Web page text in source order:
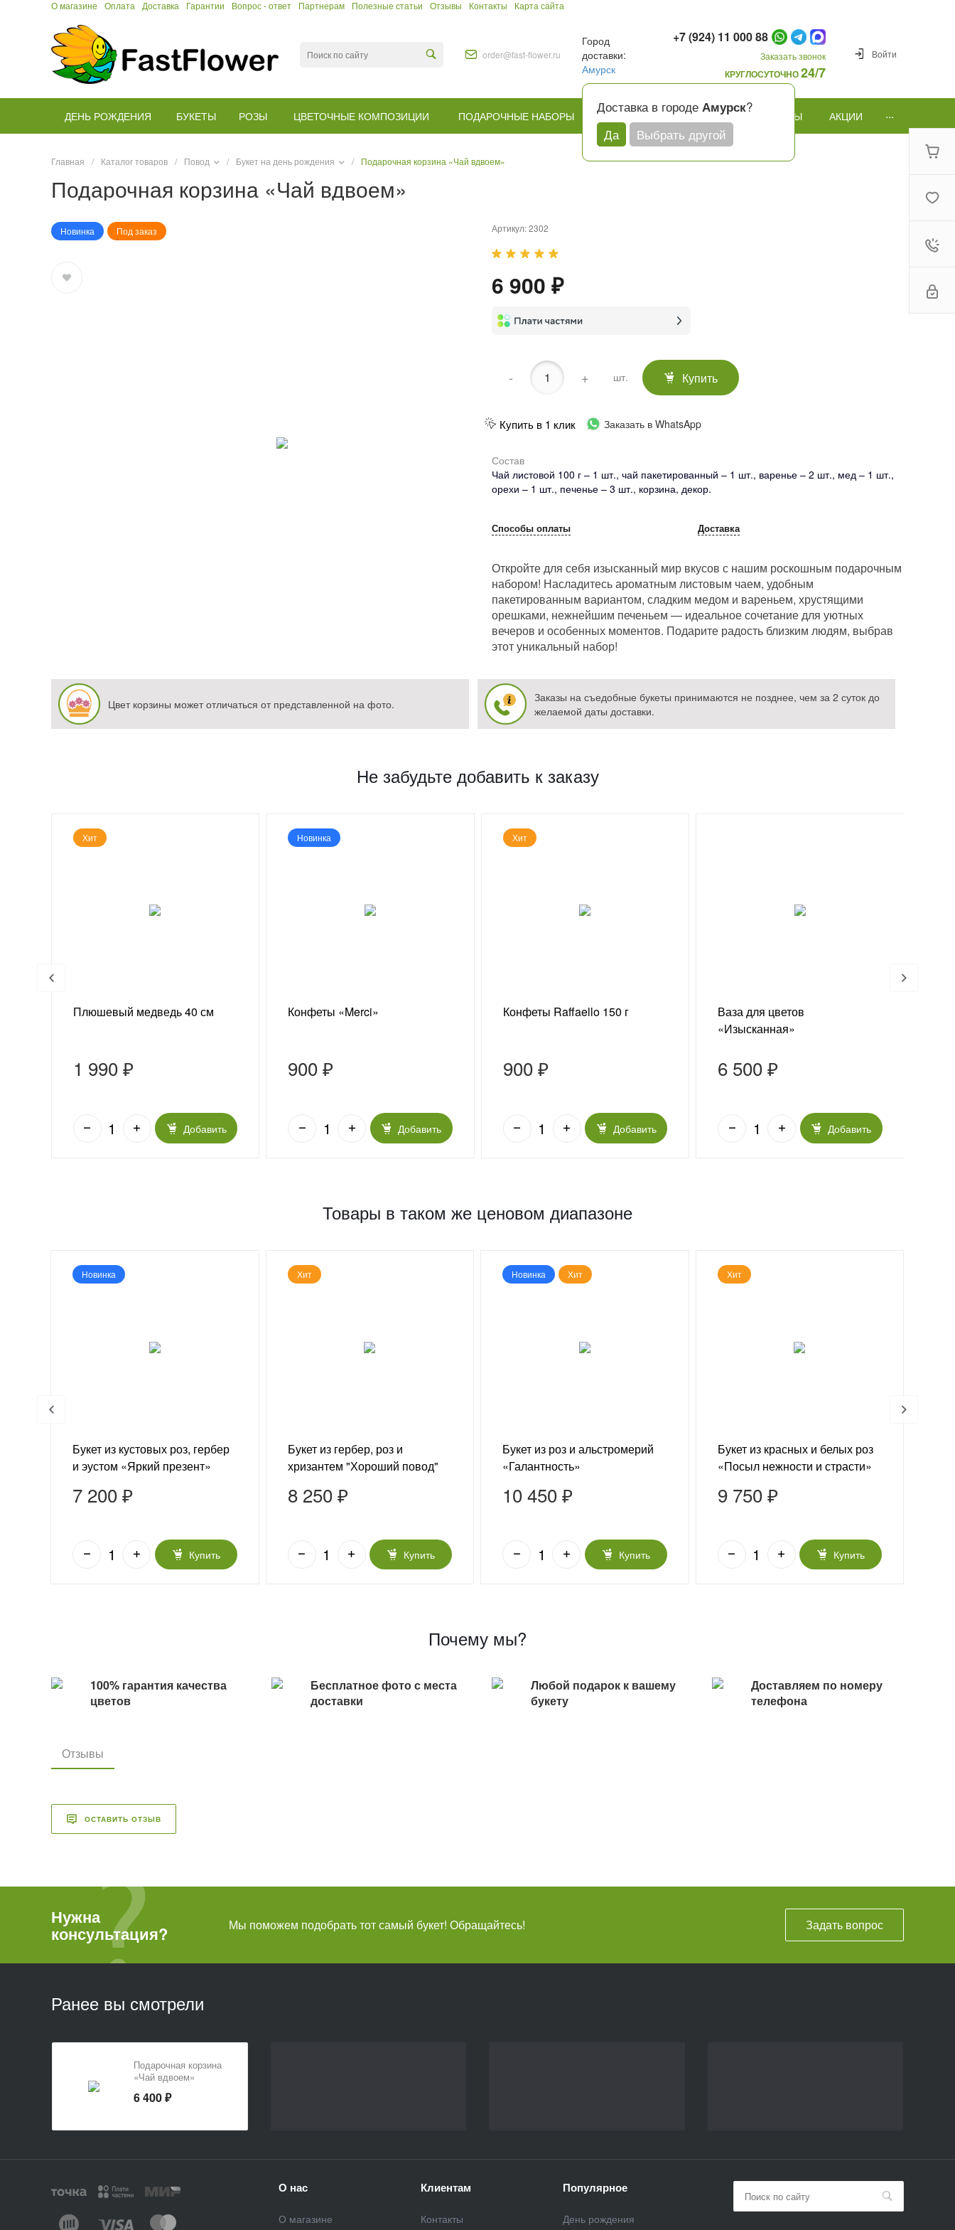
О магазине Оплата Доставка Гарантии Вопрос - ответ Партнерам Полезные статьи Отзывы Контакты Карта сайта
order@fast-flower.ru
Город
доставки:
Амурск
Доставка в городе Амурск?
Да
Выбрать другой
+7 (924) 11 000 88
Заказать звонок
КРУГЛОСУТОЧНО24/7
Войти
ДЕНЬ РОЖДЕНИЯ БУКЕТЫ РОЗЫ ЦВЕТОЧНЫЕ КОМПОЗИЦИИ ПОДАРОЧНЫЕ НАБОРЫ КОМУ ПОВОД ПОДАРКИ И ШАРЫ АКЦИИ ...
Главная / Каталог товаров / Повод / Букет на день рождения / Подарочная корзина «Чай вдвоем»
Подарочная корзина «Чай вдвоем»
Новинка Под заказ Артикул:2302
6 900 ₽
- + шт. Купить
Купить в 1 клик Заказать в WhatsApp
Состав
Чай листовой 100 г – 1 шт., чай пакетированный – 1 шт., варенье – 2 шт., мед – 1 шт.,
орехи – 1 шт., печенье – 3 шт., корзина, декор.
Способы оплаты Доставка
Откройте для себя изысканный мир вкусов с нашим роскошным подарочным
набором! Насладитесь ароматным листовым чаем, удобным
пакетированным вариантом, сладким медом и вареньем, хрустящими
орешками, нежнейшим печеньем — идеальное сочетание для уютных
вечеров и особенных моментов. Подарите радость близким людям, выбрав
этот уникальный набор!
Цвет корзины может отличаться от представленной на фото.
Заказы на съедобные букеты принимаются не позднее, чем за 2 суток до
желаемой даты доставки.
Не забудьте добавить к заказу
Хит
Плюшевый медведь 40 см
1 990 ₽
Добавить
Новинка
Конфеты «Merci»
900 ₽
Добавить
Хит
Конфеты Raffaello 150 г
900 ₽
Добавить
Ваза для цветов
«Изысканная»
6 500 ₽
Добавить
Товары в таком же ценовом диапазоне
Новинка
Букет из кустовых роз, гербер
и эустом «Яркий презент»
7 200 ₽
Купить
Хит
Букет из гербер, роз и
хризантем "Хороший повод"
8 250 ₽
Купить
Новинка Хит
Букет из роз и альстромерий
«Галантность»
10 450 ₽
Купить
Хит
Букет из красных и белых роз
«Посыл нежности и страсти»
9 750 ₽
Купить
Почему мы?
100% гарантия качества
цветов
Бесплатное фото с места
доставки
Любой подарок к вашему
букету
Доставляем по номеру
телефона
Отзывы
ОСТАВИТЬ ОТЗЫВ
Нужна
консультация? Мы поможем подобрать тот самый букет! Обращайтесь! Задать вопрос
Ранее вы смотрели
Подарочная корзина
«Чай вдвоем»
6 400 ₽
О нас
О магазине
Клиентам
Контакты
Популярное
День рождения